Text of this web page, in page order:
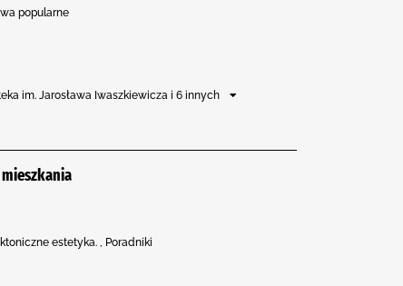
popularne
im. Jarosława Iwaszkiewicza i 6 innych
estetyka. , Poradniki